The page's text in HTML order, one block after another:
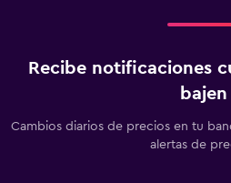
Recibe notificaciones
bajen
Cambios diarios de precios en tu
alertas de